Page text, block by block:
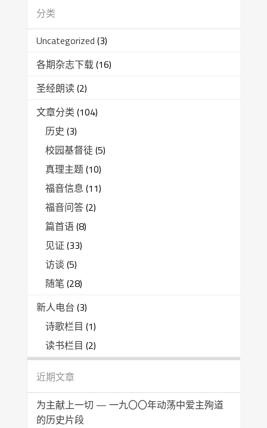
分类
Uncategorized (3)
各期杂志下载(16)
圣经朗读(2)
文章分类(104)
历史 (3)
校园基督徒(5)
真理主题(10)
福音信息 (11)
福音问答(2)
篇首语(8)
见证(33)
访谈(5)
随笔 (28)
新人电台 (3)
诗歌栏目 (1)
读书栏目 (2)
近期文章
为主献上一切 — 一九〇〇年动荡中爱主殉道
的历史片段